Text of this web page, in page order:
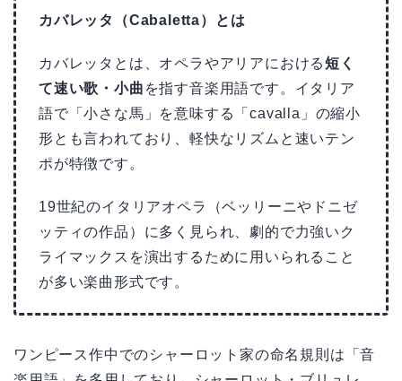
カバレッタ（Cabaletta）とは
カバレッタとは、オペラやアリアにおける短く
て速い歌・小曲 を指す音楽用語です。イタリア
語で「小さな馬」を意味する「cavalla」の縮小
形とも言われており、軽快なリズムと速いテン
ポが特徴です。
19世紀のイタリアオペラ（ベッリーニやドニゼ
ッティの作品）に多く見られ、劇的で力強いク
ライマックスを演出するために用いられること
が多い楽曲形式です。
ワンピース作中でのシャーロット家の命名規則は「音